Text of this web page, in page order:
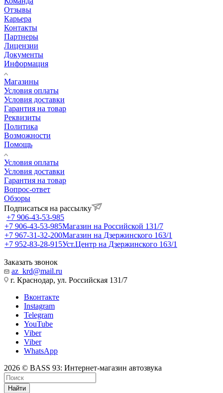
Отзывы
Карьера
Контакты
Партнеры
Лицензии
Документы
Информация
Магазины
Условия оплаты
Условия доставки
Гарантия на товар
Реквизиты
Политика
Возможности
Помощь
Условия оплаты
Условия доставки
Гарантия на товар
Вопрос-ответ
Обзоры
Подписаться на рассылку
+7 906-43-53-985
+7 906-43-53-985Магазин на Российской 131/7
+7 967-31-32-200Магазин на Дзержинского 163/1
+7 952-83-28-915Уст.Центр на Дзержинского 163/1
Заказать звонок
az_krd@mail.ru
г. Краснодар, ул. Российская 131/7
Вконтакте
Instagram
Telegram
YouTube
Viber
Viber
WhatsApp
2026 © BASS 93: Интернет-магазин автозвука
Найти